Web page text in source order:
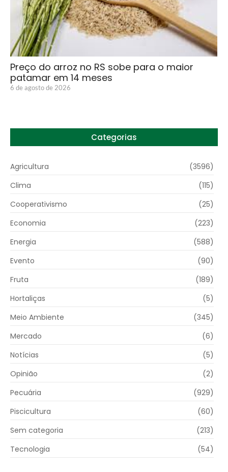
Preço do arroz no RS sobe para o maior
patamar em 14 meses
6 de agosto de 2026
Categorias
Agricultura
(3596)
Clima
(115)
Cooperativismo
(25)
Economia
(223)
Energia
(588)
Evento
(90)
Fruta
(189)
Hortaliças
(5)
Meio Ambiente
(345)
Mercado
(6)
Notícias
(5)
Opinião
(2)
Pecuária
(929)
Piscicultura
(60)
Sem categoria
(213)
Tecnologia
(54)